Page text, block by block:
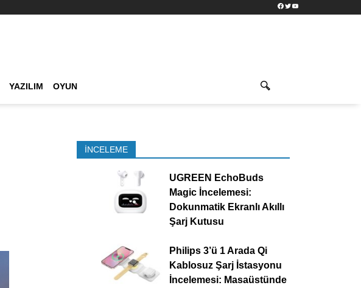
Facebook
TwitterYouTube
YAZILIM OYUN
İNCELEME
UGREEN EchoBuds
Magic İncelemesi:
Dokunmatik Ekranlı Akıllı
Şarj Kutusu
Philips 3’ü 1 Arada Qi
Kablosuz Şarj İstasyonu
İncelemesi: Masaüstünde